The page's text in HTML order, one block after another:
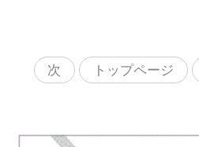
次 トップページ